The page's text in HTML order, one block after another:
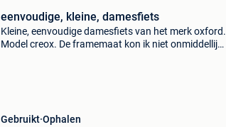
eenvoudige, kleine, damesfiets
Kleine, eenvoudige damesfiets van het merk oxford.
Model creox. De framemaat kon ik niet onmiddellijk
Gebruikt Ophalen